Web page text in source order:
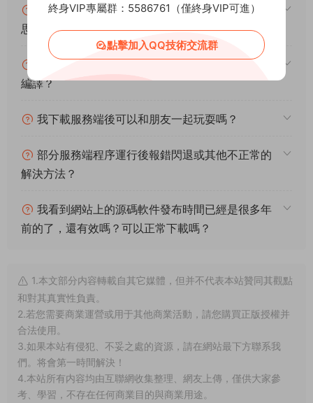
架設系統、遊戲平台、架設難度分别代表什麽意
思？
什麽叫一鍵安裝？什麽叫手工架設？什麽叫源碼
編譯？
我下載服務端後可以和朋友一起玩耍嗎？
部分服務端程序運行後報錯閃退或其他不正常的
解決方法？
我看到網站上的源碼軟件發布時間已經是很多年
前的了，還有效嗎？可以正常下載嗎？
1.本文部分内容轉載自其它媒體，但并不代表本站贊同其觀點
和對其真實性負責。
2.若您需要商業運營或用于其他商業活動，請您購買正版授權并
合法使用。
3.如果本站有侵犯、不妥之處的資源，請在網站最下方聯系我
們。将會第一時間解決！
4.本站所有内容均由互聯網收集整理、網友上傳，僅供大家參
考、學習，不存在任何商業目的與商業用途。
終身VIP專屬群：5586761（僅終身VIP可進）
點擊加入QQ技術交流群